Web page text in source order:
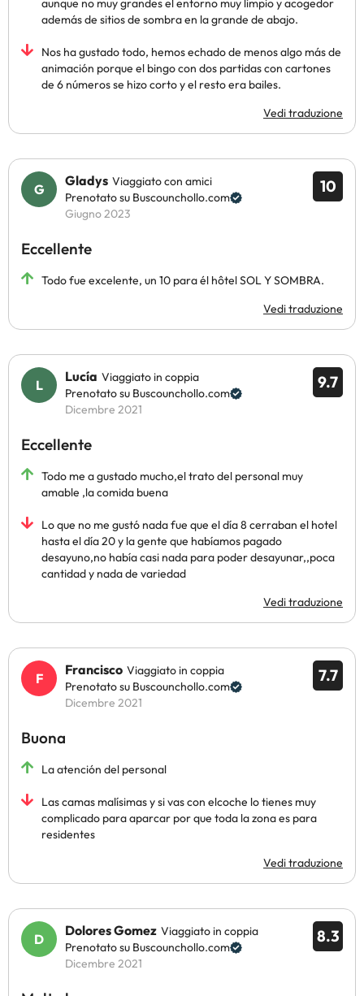
aunque no muy grandes el entorno muy limpio y acogedor
además de sitios de sombra en la grande de abajo.
Nos ha gustado todo, hemos echado de menos algo más de
animación porque el bingo con dos partidas con cartones
de 6 números se hizo corto y el resto era bailes.
Vedi traduzione
10
Gladys Viaggiato con amici
Prenotato su Buscounchollo.com
Giugno 2023
Eccellente
Todo fue excelente, un 10 para él hôtel SOL Y SOMBRA.
Vedi traduzione
9.7
Lucía Viaggiato in coppia
Prenotato su Buscounchollo.com
Dicembre 2021
Eccellente
Todo me a gustado mucho,el trato del personal muy
amable ,la comida buena
Lo que no me gustó nada fue que el día 8 cerraban el hotel
hasta el día 20 y la gente que habíamos pagado
desayuno,no había casi nada para poder desayunar,,poca
cantidad y nada de variedad
Vedi traduzione
7.7
Francisco Viaggiato in coppia
Prenotato su Buscounchollo.com
Dicembre 2021
Buona
La atención del personal
Las camas malísimas y si vas con elcoche lo tienes muy
complicado para aparcar por que toda la zona es para
residentes
Vedi traduzione
8.3
Dolores Gomez Viaggiato in coppia
Prenotato su Buscounchollo.com
Dicembre 2021